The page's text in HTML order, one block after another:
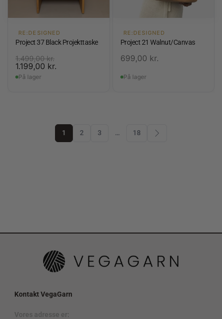
RE:DESIGNED
Project 37 Black Projekttaske
1.499,00kr.
1.199,00 kr.
På lager
RE:DESIGNED
Project 21 Walnut/Canvas
699,00 kr.
På lager
1 2 3 … 18
Kontakt VegaGarn
Vores adresse er: